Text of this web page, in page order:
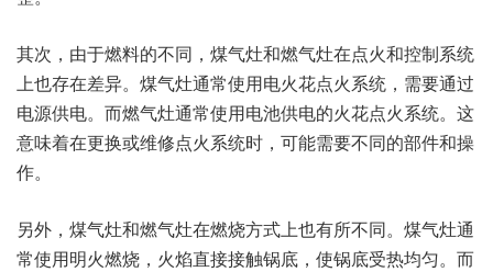
其次，由于燃料的不同，煤气灶和燃气灶在点火和控制系统
上也存在差异。煤气灶通常使用电火花点火系统，需要通过
电源供电。而燃气灶通常使用电池供电的火花点火系统。这
意味着在更换或维修点火系统时，可能需要不同的部件和操
作。
另外，煤气灶和燃气灶在燃烧方式上也有所不同。煤气灶通
常使用明火燃烧，火焰直接接触锅底，使锅底受热均匀。而